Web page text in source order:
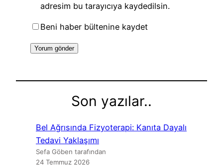
adresim bu tarayıcıya kaydedilsin.
Beni haber bültenine kaydet
Son yazılar..
Bel Ağrısında Fizyoterapi: Kanıta Dayalı
Tedavi Yaklaşımı
Sefa Göben tarafından
24 Temmuz 2026